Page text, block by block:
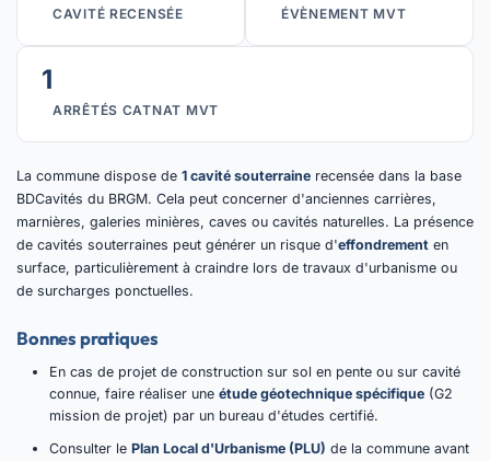
CAVITÉ RECENSÉE ÉVÈNEMENT MVT
1
ARRÊTÉS CATNAT MVT
La commune dispose de 1 cavité souterraine recensée dans la base
BDCavités du BRGM. Cela peut concerner d'anciennes carrières,
marnières, galeries minières, caves ou cavités naturelles. La présence
de cavités souterraines peut générer un risque d'effondrement en
surface, particulièrement à craindre lors de travaux d'urbanisme ou
de surcharges ponctuelles.
Bonnes pratiques
En cas de projet de construction sur sol en pente ou sur cavité
connue, faire réaliser une étude géotechnique spécifique (G2
mission de projet) par un bureau d'études certifié.
Consulter le Plan Local d'Urbanisme (PLU) de la commune avant